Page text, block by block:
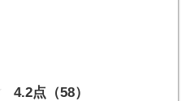
4.2点（58）